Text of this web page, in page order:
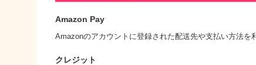
Amazon Pay
Amazonのアカウントに登録された配送先や支払い方法を
クレジット